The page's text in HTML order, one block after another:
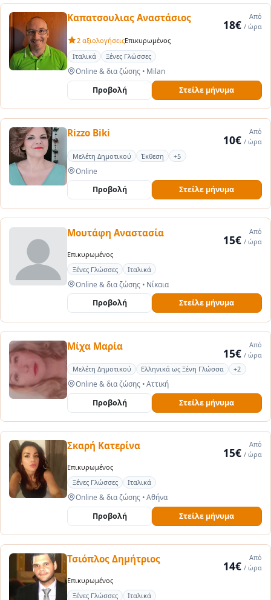
Καπατσουλιας Αναστάσιος Από
18€ / ώρα
2 αξιολογήσειςΕπικυρωμένος
Ιταλικά
Ξένες Γλώσσες
Online & δια ζώσης •Milan
Προβολή Στείλε μήνυμα
Rizzo Βiki Από
10€ / ώρα
Μελέτη Δημοτικού
Έκθεση +5
Online
Προβολή Στείλε μήνυμα
Μουτάφη Αναστασία Από
15€ / ώρα
Επικυρωμένος
Ξένες Γλώσσες
Ιταλικά
Online & δια ζώσης •Νίκαια
Προβολή Στείλε μήνυμα
Μίχα Μαρία Από
15€ / ώρα
Μελέτη Δημοτικού
Ελληνικά ως Ξένη Γλώσσα +2
Online & δια ζώσης •Αττική
Προβολή Στείλε μήνυμα
Σκαρή Κατερίνα Από
15€ / ώρα
Επικυρωμένος
Ξένες Γλώσσες
Ιταλικά
Online & δια ζώσης •Αθήνα
Προβολή Στείλε μήνυμα
Τσιόπλος Δημήτριος Από
14€ / ώρα
Επικυρωμένος
Ξένες Γλώσσες
Ιταλικά